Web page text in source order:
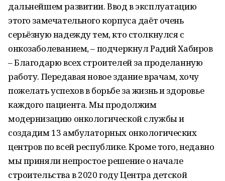
дальнейшем развитии. Ввод в эксплуатацию
этого замечательного корпуса даёт очень
серьёзную надежду тем, кто столкнулся с
онкозаболеванием, – подчеркнул Радий Хабиров
– Благодарю всех строителей за проделанную
работу. Передавая новое здание врачам, хочу
пожелать успехов в борьбе за жизнь и здоровье
каждого пациента. Мы продолжим
модернизацию онкологической службы и
создадим 13 амбулаторных онкологических
центров по всей республике. Кроме того, недавно
мы приняли непростое решение о начале
строительства в 2020 году Центра детской